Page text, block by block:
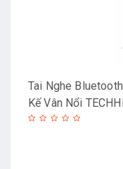
Tai Nghe
Kế Vân Nổi